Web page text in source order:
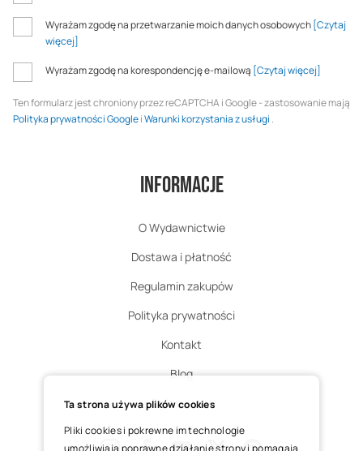
Wyrażam zgodę na przetwarzanie moich danych osobowych[Czytaj
więcej]
Wyrażam zgodę na korespondencję e-mailową [Czytaj więcej]
Ten formularz jest chroniony przez reCAPTCHA i Google - zastosowanie mają
Polityka prywatności GoogleiWarunki korzystania z usługi .
Informacje
O Wydawnictwie
Dostawa i płatność
Regulamin zakupów
Polityka prywatności
Kontakt
Blog
Zgłoś zwrot
Ta strona używa plików cookies
Pliki cookies i pokrewne im technologie
umożliwiają poprawne działanie strony i pomagają